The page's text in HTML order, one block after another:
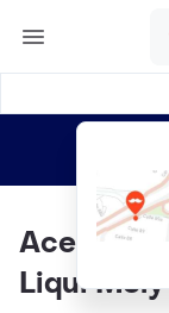
Aceite
Liqui Moly